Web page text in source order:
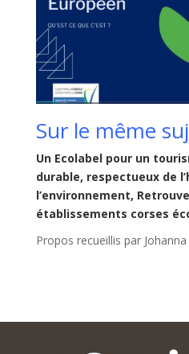
Sur le même
Un Ecolabel pour un
durable, respectueux de
l’environnement,
établissements corses
Propos recueillis par